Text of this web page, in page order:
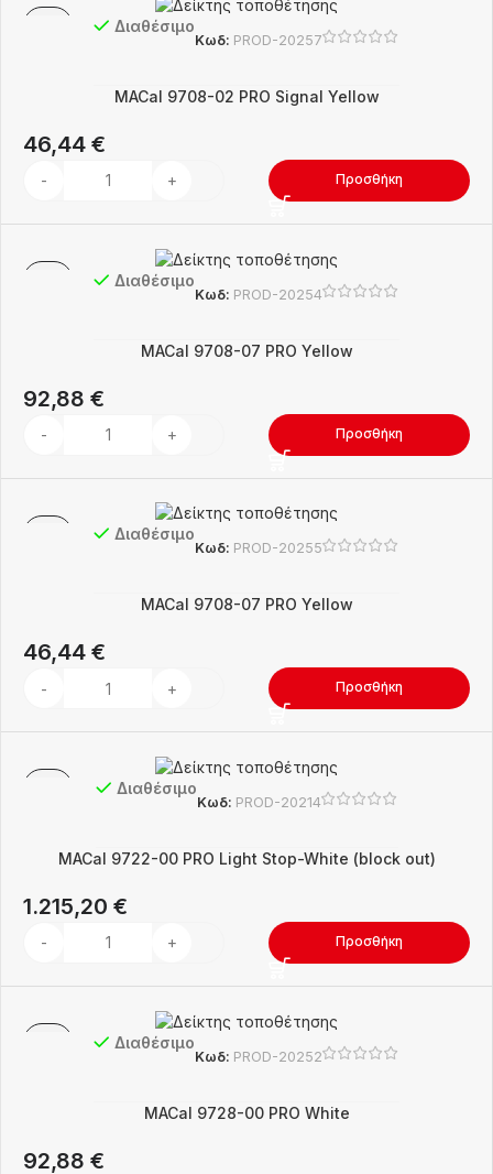
Διαθέσιμο
Κωδ: PROD-20257
MACal 9708-02 PRO Signal Yellow
46,44 €
Προσθήκη
Διαθέσιμο
Κωδ: PROD-20254
MACal 9708-07 PRO Yellow
92,88 €
Προσθήκη
Διαθέσιμο
Κωδ: PROD-20255
MACal 9708-07 PRO Yellow
46,44 €
Προσθήκη
Διαθέσιμο
Κωδ: PROD-20214
MACal 9722-00 PRO Light Stop-White (block out)
1.215,20 €
Προσθήκη
Διαθέσιμο
Κωδ: PROD-20252
MACal 9728-00 PRO White
92,88 €